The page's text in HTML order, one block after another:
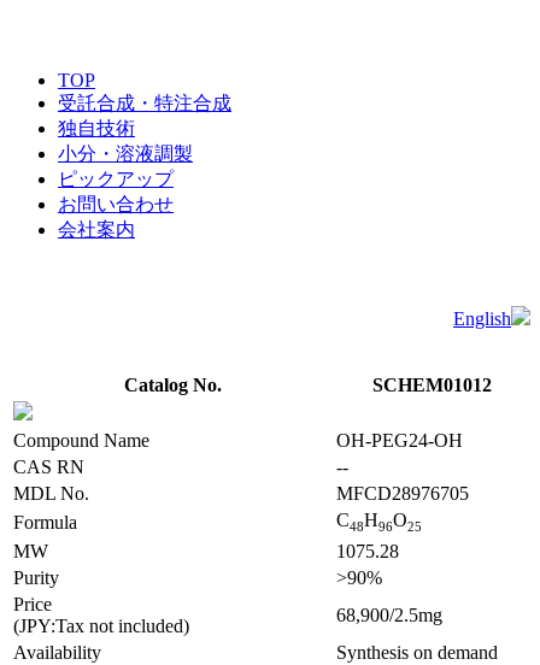
TOP
受託合成・特注合成
独自技術
小分・溶液調製
ピックアップ
お問い合わせ
会社案内
English
Catalog No. SCHEM01012
Compound Name
OH-PEG24-OH
CAS RN
--
MDL No.
MFCD28976705
Formula
C48H96O25
MW
1075.28
Purity
>90%
Price
(JPY:Tax not included)
68,900/2.5mg
Availability
Synthesis on demand